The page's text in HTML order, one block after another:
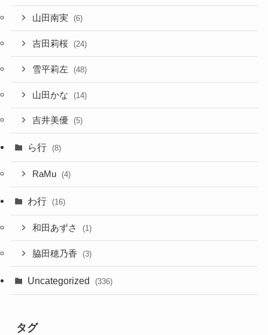
山田南実 (6)
吉田莉桜 (24)
雪平莉左 (48)
山田かな (14)
吉井美優 (5)
ら行 (8)
RaMu (4)
わ行 (16)
和田あずさ (1)
脇田穂乃香 (3)
Uncategorized (336)
タグ